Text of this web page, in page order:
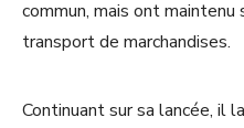
commun, mais ont maintenu
transport de marchandises.
Continuant sur sa lancée, il